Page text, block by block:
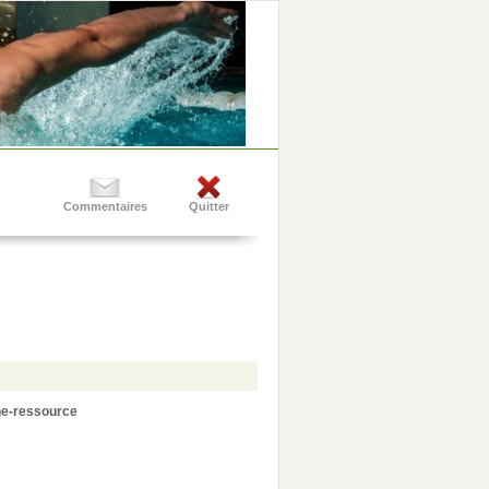
Quitter
Commentaires
ressource